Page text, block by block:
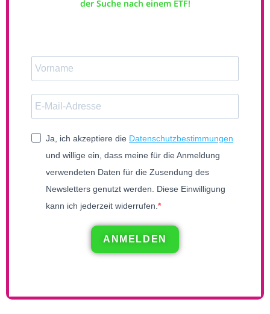
der Suche nach einem ETF!
Ja, ich akzeptiere die Datenschutzbestimmungen
und willige ein, dass meine für die Anmeldung
verwendeten Daten für die Zusendung des
Newsletters genutzt werden. Diese Einwilligung
kann ich jederzeit widerrufen.
ANMELDEN